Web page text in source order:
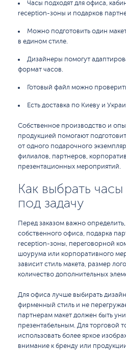
Часы подходят для офиса,
reception-зоны и подарков
Можно подготовить один
в едином стиле.
Дизайнеры помогут
формат часов.
Готовый файл можно
Есть доставка по Киеву и
Собственное производство и
продукцией помогают
от одного подарочного
филиалов, партнеров,
презентационных мероприятий.
Как выбрать
под задачу
Перед заказом важно
собственного офиса, подарка
reception-зоны, переговорной
шоурума или корпоративного
зависит стиль макета, размер
количество дополнительных
Для офиса лучше выбирать
фирменный стиль и не
партнерам макет должен быть
презентабельным. Для торговой
использовать более яркое
внимание к бренду или